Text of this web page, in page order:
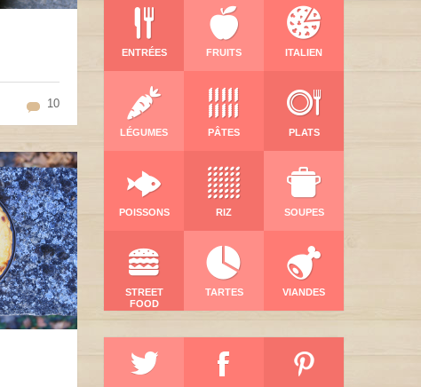
10
ENTRÉES FRUITS ITALIEN
LÉGUMES PÂTES PLATS
POISSONS RIZ SOUPES
STREET
FOOD
TARTES VIANDES